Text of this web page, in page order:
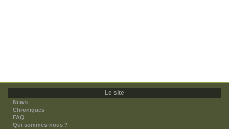
Le site
News
Chroniques
FAQ
Qui sommes-nous ?